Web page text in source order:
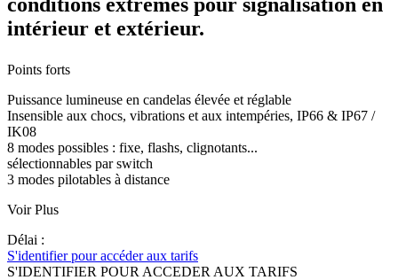
intérieur et extérieur.
Points forts
Puissance lumineuse en candelas élevée et réglable
Insensible aux chocs, vibrations et aux intempéries, IP66 & IP67 /
IK08
8 modes possibles : fixe, flashs, clignotants...
sélectionnables par switch
3 modes pilotables à distance
Voir Plus
Délai :
S'identifier pour accéder aux tarifs
S'IDENTIFIER POUR ACCEDER AUX TARIFS